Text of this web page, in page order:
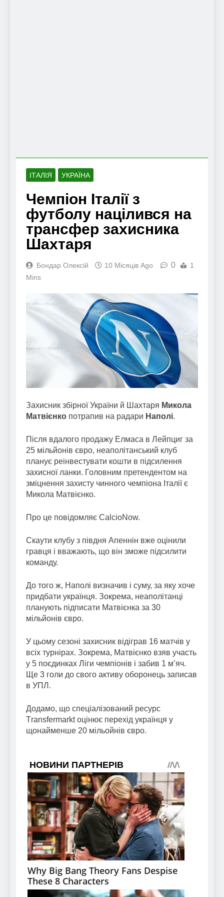
ІТАЛІЯ УКРАЇНА
Чемпіон Італії з
футболу націлився на
трансфер захисника
Шахтаря
Бондар Олексій 10 Місяців Ago 0
1
Mins
Захисник збірної України й Шахтаря Микола
Матвієнко потрапив на радари Наполі.
Після вдалого продажу Елмаса в Лейпциг за
25 мільйонів євро, неаполітанський клуб
планує реінвестувати кошти в підсилення
захисної ланки. Головним претендентом на
зміцнення захисту чинного чемпіона Італії є
Микола Матвієнко.
Про це повідомляє CalcioNow.
Скаути клубу з півдня Апеннін вже оцінили
гравця і вважають, що він зможе підсилити
команду.
До того ж, Наполі визначив і суму, за яку хоче
придбати українця. Зокрема, неаполітанці
планують підписати Матвієнка за 30
мільйонів євро.
У цьому сезоні захисник відіграв 16 матчів у
всіх турнірах. Зокрема, Матвієнко взяв участь
у 5 поєдинках Ліги чемпіонів і забив 1 м’яч.
Ще 3 голи до свого активу оборонець записав
в УПЛ.
Додамо, що спеціалізований ресурс
Тransfermarkt оцінює перехід українця у
щонайменше 20 мільойнів євро.